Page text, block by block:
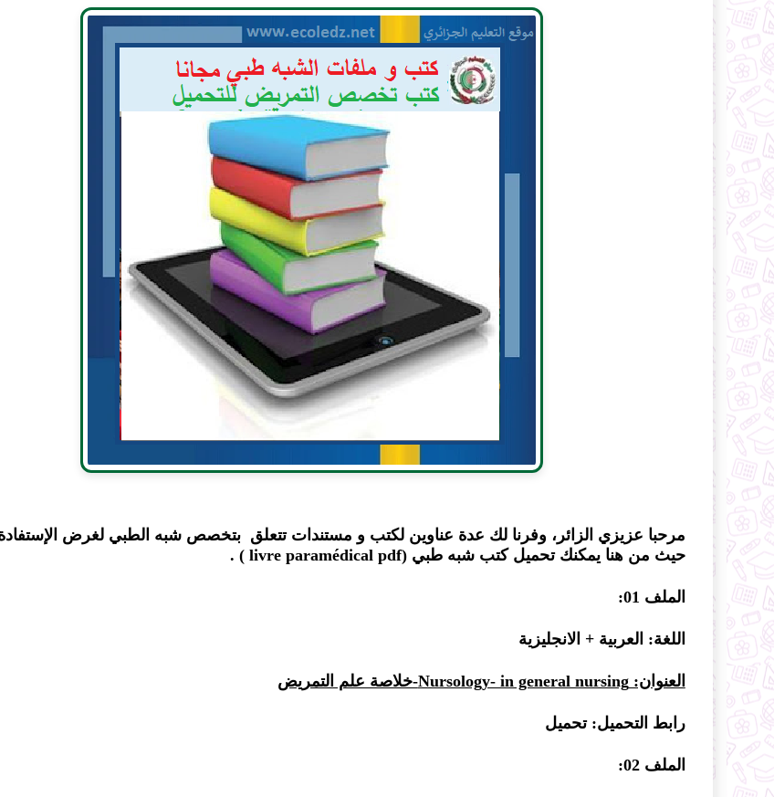
مرحبا عزيزي الزائر، وفرنا لك عدة عناوين لكتب و مستندات تتعلق بتخصص شبه الطبي لغرض الإستفادة
حيث من هنا يمكنك تحميل كتب شبه طبي (livre paramédical pdf ) .
الملف 01:
اللغة: العربية + الانجليزية
العنوان: Nursology- in general nursing-خلاصة علم التمريض
رابط التحميل:تحميل
الملف 02: